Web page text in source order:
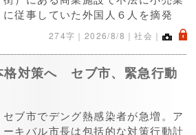
に従事していた外国人６人を摘発
274字｜ 2026/8/8 ｜社会｜ .
格対策へ セブ市、緊急行動
セブ市でデング熱感染者が急増。ア
ーキバル市長は包括的な対策行動計